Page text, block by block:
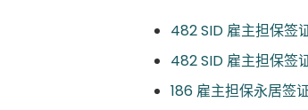
482 SID 雇主担保签
482 SID 雇主担保签
186 雇主担保永居签